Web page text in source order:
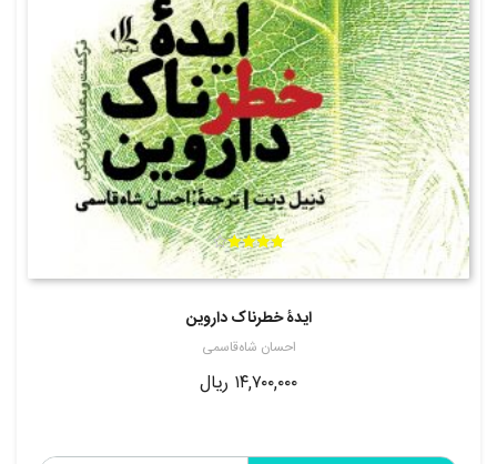
ایدۀ خطرناک داروین
احسان شاه‌قاسمی
امتیاز
از 5
۱۴,۷۰۰,۰۰۰ ریال